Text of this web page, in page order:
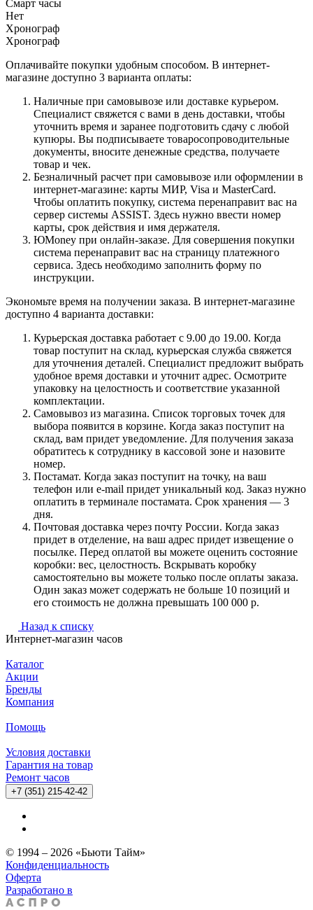
Смарт часы
Нет
Хронограф
Хронограф
Оплачивайте покупки удобным способом. В интернет-
магазине доступно 3 варианта оплаты:
Наличные при самовывозе или доставке курьером.
Специалист свяжется с вами в день доставки, чтобы
уточнить время и заранее подготовить сдачу с любой
купюры. Вы подписываете товаросопроводительные
документы, вносите денежные средства, получаете
товар и чек.
Безналичный расчет при самовывозе или оформлении в
интернет-магазине: карты МИР, Visa и MasterCard.
Чтобы оплатить покупку, система перенаправит вас на
сервер системы ASSIST. Здесь нужно ввести номер
карты, срок действия и имя держателя.
ЮMoney при онлайн-заказе. Для совершения покупки
система перенаправит вас на страницу платежного
сервиса. Здесь необходимо заполнить форму по
инструкции.
Экономьте время на получении заказа. В интернет-магазине
доступно 4 варианта доставки:
Курьерская доставка работает с 9.00 до 19.00. Когда
товар поступит на склад, курьерская служба свяжется
для уточнения деталей. Специалист предложит выбрать
удобное время доставки и уточнит адрес. Осмотрите
упаковку на целостность и соответствие указанной
комплектации.
Самовывоз из магазина. Список торговых точек для
выбора появится в корзине. Когда заказ поступит на
склад, вам придет уведомление. Для получения заказа
обратитесь к сотруднику в кассовой зоне и назовите
номер.
Постамат. Когда заказ поступит на точку, на ваш
телефон или e-mail придет уникальный код. Заказ нужно
оплатить в терминале постамата. Срок хранения — 3
дня.
Почтовая доставка через почту России. Когда заказ
придет в отделение, на ваш адрес придет извещение о
посылке. Перед оплатой вы можете оценить состояние
коробки: вес, целостность. Вскрывать коробку
самостоятельно вы можете только после оплаты заказа.
Один заказ может содержать не больше 10 позиций и
его стоимость не должна превышать 100 000 р.
Назад к списку
Интернет-магазин часов
Каталог
Акции
Бренды
Компания
Помощь
Условия доставки
Гарантия на товар
Ремонт часов
+7 (351) 215-42-42
© 1994 – 2026 «Бьюти Тайм»
Конфиденциальность
Оферта
Разработано в